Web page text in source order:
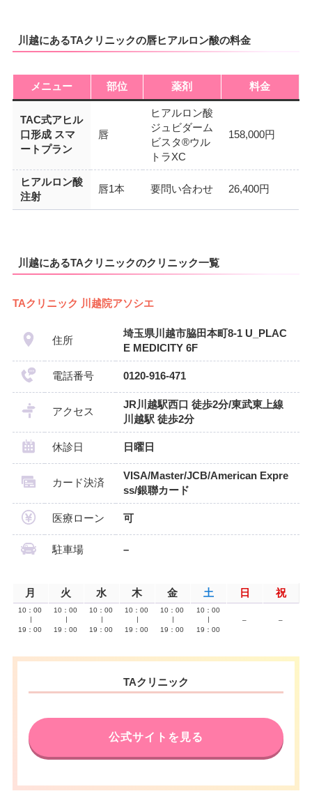
川越にあるTAクリニックの唇ヒアルロン酸の料金
メニュー 部位 薬剤 料金
TAC式アヒル
口形成 スマ
ートプラン
唇
ヒアルロン酸
ジュビダーム
ビスタ®ウル
トラXC
158,000円
ヒアルロン酸
注射
唇1本 要問い合わせ 26,400円
川越にあるTAクリニックのクリニック一覧
TAクリニック 川越院アソシエ
住所
埼玉県川越市脇田本町8-1 U_PLAC
E MEDICITY 6F
電話番号 0120-916-471
アクセス
JR川越駅西口 徒歩2分/東武東上線
川越駅 徒歩2分
休診日 日曜日
カード決済
VISA/Master/JCB/American Expre
ss/銀聯カード
医療ローン 可
駐車場 –
月 火 水 木 金 土 日 祝
10：00
19：00
10：00
19：00
10：00
19：00
10：00
19：00
10：00
19：00
10：00
19：00
– –
TAクリニック
公式サイトを見る